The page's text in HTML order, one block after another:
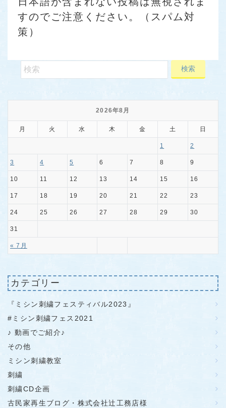
すのでご注意ください。（スパム対
策）
2026年8月
月 火 水 木 金 土 日
« 7月
1 2
3 4 5 6 7 8 9
10 11 12 13 14 15 16
17 18 19 20 21 22 23
24 25 26 27 28 29 30
31
カテゴリー
『ミシン刺繍フェスティバル2023』
#ミシン刺繍フェス2021
♪ 動画でご紹介♪
その他
ミシン刺繍教室
刺繍
刺繍CD企画
古民家再生ブログ・株式会社辻工務店様